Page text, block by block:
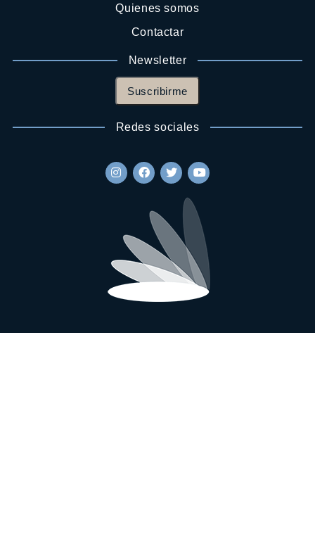
Quienes somos
Contactar
Newsletter
Suscribirme
Redes sociales